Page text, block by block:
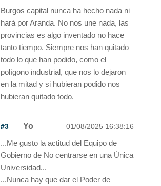
Burgos capital nunca ha hecho nada ni
hará por Aranda. No nos une nada, las
provincias es algo inventado no hace
tanto tiempo. Siempre nos han quitado
todo lo que han podido, como el
polígono industrial, que nos lo dejaron
en la mitad y si hubieran podido nos
hubieran quitado todo.
#3 Yo 01/08/2025 16:38:16
...Me gusto la actitud del Equipo de
Gobierno de No centrarse en una Única
Universidad...
...Nunca hay que dar el Poder de